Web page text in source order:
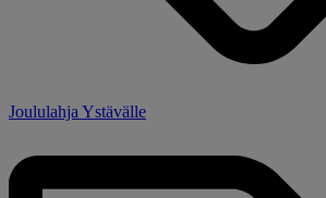
Joululahja Ystävälle